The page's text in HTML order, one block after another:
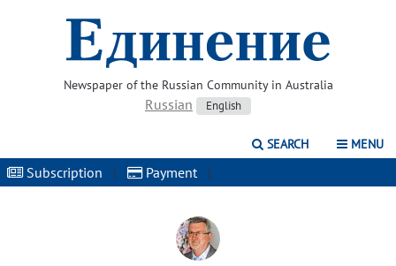
Newspaper of the Russian Community in Australia
Russian English
SEARCH MENU
Subscription | Payment |